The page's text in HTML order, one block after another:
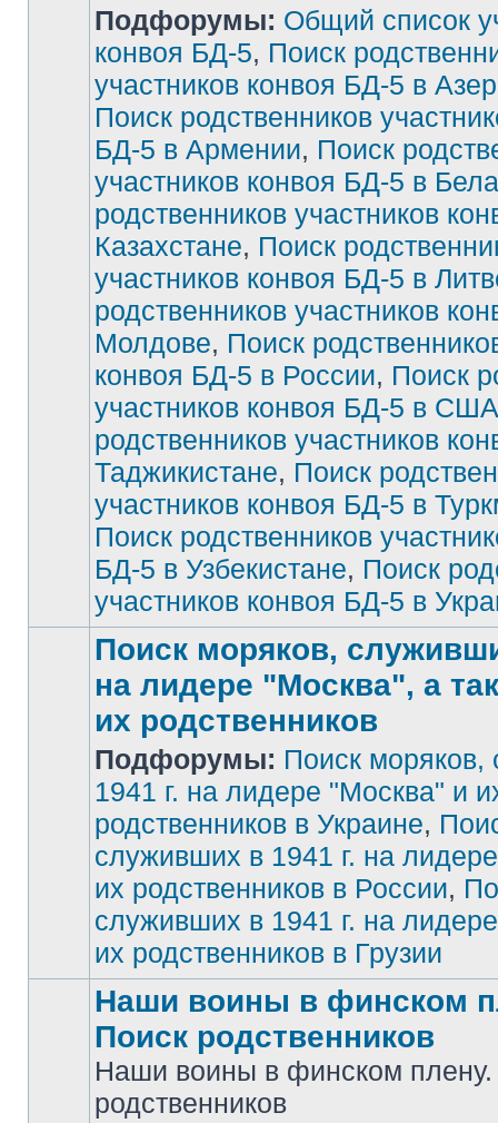
Нет
непрочитанных
сообщений
Подфорумы: Общий список
конвоя БД-5, Поиск
участников конвоя БД-5 в
Поиск родственников
БД-5 в Армении, Поиск
участников конвоя БД-5 в
родственников участников
Казахстане, Поиск
участников конвоя БД-5 в
родственников участников
Молдове, Поиск
конвоя БД-5 в России, Поиск
участников конвоя БД-5 в США
родственников участников
Таджикистане, Поиск
участников конвоя БД-5 в
Поиск родственников
БД-5 в Узбекистане, Поиск
участников конвоя БД-5 в
Нет
непрочитанных
Поиск моряков,
на лидере "Москва", а
их родственников
Подфорумы: Поиск
1941 г. на лидере "Москва" и
родственников в Украине,
служивших в 1941 г. на
их родственников в России,
служивших в 1941 г. на
их родственников в Грузии
непрочитанных
сообщений
Наши воины в финском
Поиск родственников
Наши воины в финском плену.
родственников